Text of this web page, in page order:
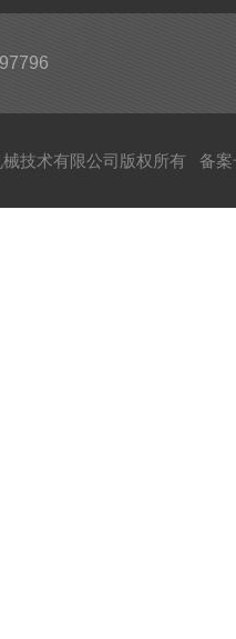
技术有限公司版权所有 备案